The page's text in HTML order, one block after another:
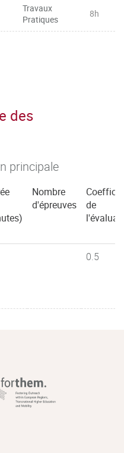
Travaux
Pratiques
8h
des
principale
Nombre
d'épreuves
de
0.5